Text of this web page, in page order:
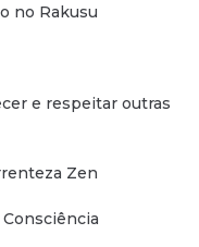
no Rakusu
e respeitar outras
Zen